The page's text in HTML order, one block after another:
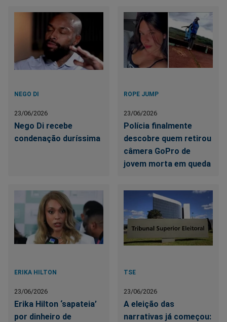
NEGO DI
23/06/2026
Nego Di recebe
condenação duríssima
ROPE JUMP
23/06/2026
Polícia finalmente
descobre quem retirou
câmera GoPro de
jovem morta em queda
ERIKA HILTON
23/06/2026
Erika Hilton ‘sapateia’
por dinheiro de
TSE
23/06/2026
A eleição das
narrativas já começou: